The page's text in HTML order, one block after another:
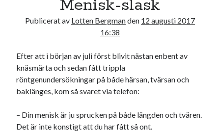
19 20 21 22 23
29
« jul
Sök
Menisk-slask
Publicerat av Lotten Bergmanden 12 augusti 2017
16:38
Efter att i början av juli först blivit nästan enbent av
knäsmärta och sedan fått trippla
röntgenundersökningar på både härsan, tvärsan och
baklänges, kom så svaret via telefon:
– Din menisk är ju sprucken på både längden och tvären.
Det är inte konstigt att du har fått så ont.